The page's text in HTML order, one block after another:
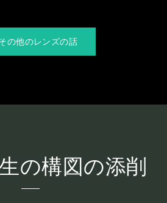
の他のレンズの話
の構図の添削